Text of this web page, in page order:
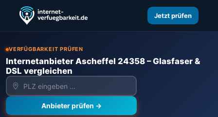
Jetzt prüfen
VERFÜGBARKEIT PRÜFEN
Internetanbieter Ascheffel 24358 – Glasfaser &
DSL vergleichen
Anbieter prüfen →